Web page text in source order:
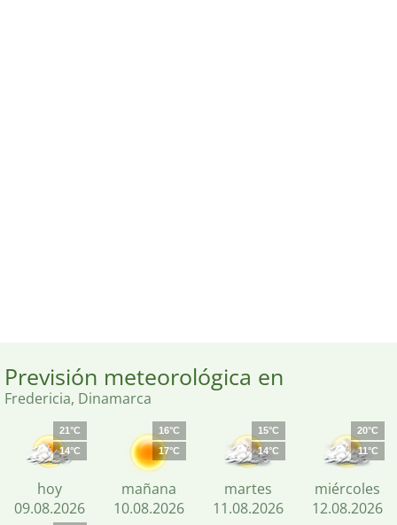
Previsión meteorológica en
Fredericia, Dinamarca
21°C
14°C
hoy
09.08.2026
16°C
17°C
mañana
10.08.2026
15°C
14°C
martes
11.08.2026
20°C
11°C
miércoles
12.08.2026